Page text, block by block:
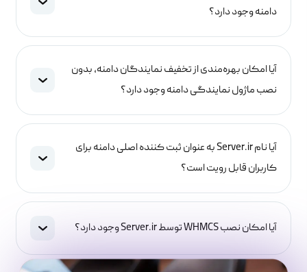
دامنه وجود دارد؟
آیا امکان بهره‌مندی از تخفیف نمایندگان دامنه، بدون
نصب ماژول نمایندگی دامنه وجود دارد؟
آیا نام Server.ir به عنوان ثبت کننده اصلی دامنه برای
کاربران قابل رویت است؟
آیا امکان نصب WHMCS توسط Server.ir وجود دارد؟